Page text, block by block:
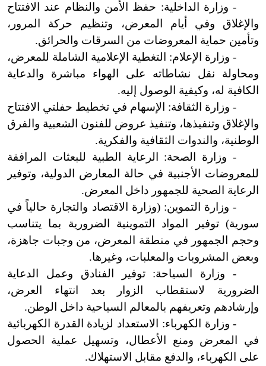
- وزارة الداخلية: حفظ الأمن والنظام عند الافتتاح
والإغلاق وفي أيام المعرض، وتنظيم حركة المرور،
وتأمين حماية المعروضات من السرقات والحرائق.
- وزارة الإعلام: التغطية الإعلامية الشاملة للمعرض،
ومحاولة نقل نشاطاته على الهواء مباشرة والدعاية
الكافية له، وكيفية الوصول إليه.
- وزارة الثقافة: الإسهام في تخطيط حفلتي الافتتاح
والإغلاق وتنفيذها، وتنفيذ عروض للفنون الشعبية والفرق
الوطنية، والندوات الثقافية والفكرية.
- وزارة الصحة: الرعاية الطبية للبعثات المرافقة
للمعروضات الأجنبية في حالة المعارض الدولية، وتوفير
الرعاية الصحية للجمهور داخل المعرض.
- وزارة التموين: (وزارة الاقتصاد والتجارة حالياً في
سورية) توفير المواد التموينية الضرورية بما يتناسب
وحجم الجمهور في منطقة المعرض، من وجبات جاهزة،
وبعض المشروبات والمعلبات، وغيرها.
- وزارة السياحة: توفير الفنادق وعمل الدعاية
الضرورية لاستقطاب الزوار بعد انتهاء العرض،
وإرشادهم وتعريفهم بالمعالم السياحية داخل الوطن.
- وزارة الكهرباء: الاستعداد لزيادة القدرة الكهربائية
في المعرض ومنع الأعطال، وتسهيل عملية الحصول
على الكهرباء، والدفع مقابل الاستهلاك.